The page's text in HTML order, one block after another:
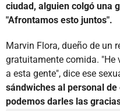
ciudad, alguien colgó una
"Afrontamos esto juntos".
Marvin Flora, dueño de un
gratuitamente comida. "He
a esta gente", dice ese
sándwiches al personal
podemos darles las